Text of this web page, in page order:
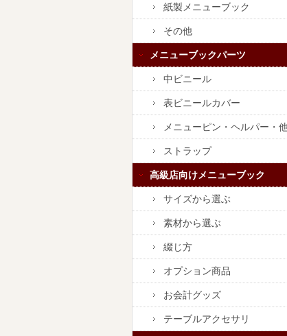
紙製メニューブック
その他
メニューブックパーツ
中ビニール
表ビニールカバー
メニューピン・ヘルパー・
ストラップ
高級店向けメニューブック
サイズから選ぶ
素材から選ぶ
綴じ方
オプション商品
お会計グッズ
テーブルアクセサリ